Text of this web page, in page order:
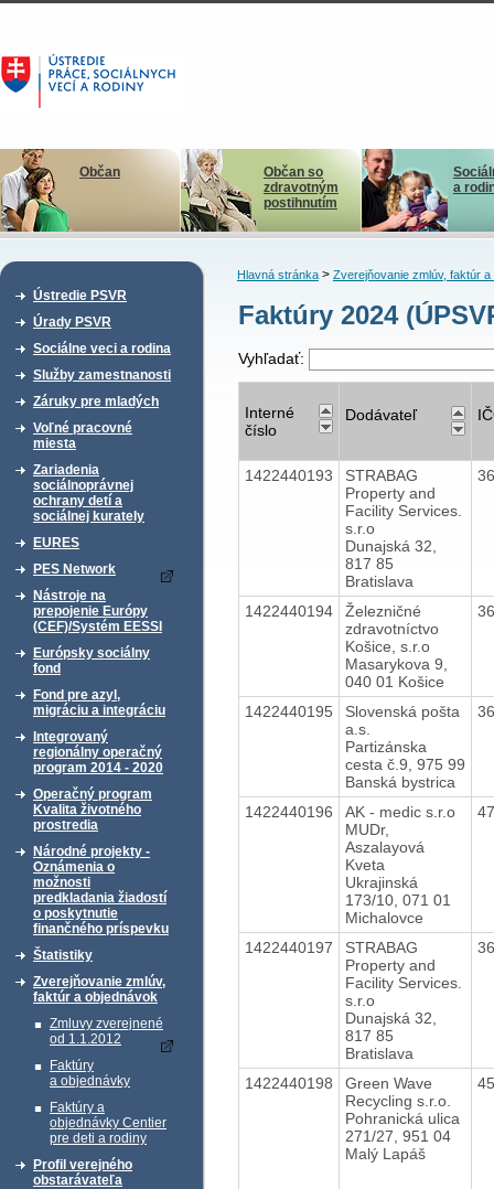
Občan
Občan so
zdravotným
postihnutím
a
Ústredie PSVR
Úrady PSVR
Sociálne veci a rodina
Služby zamestnanosti
Záruky pre mladých
Voľné pracovné
miesta
Zariadenia
sociálnoprávnej
ochrany detí a
sociálnej kurately
EURES
PES Network
Nástroje na
prepojenie Európy
(CEF)/Systém EESSI
Európsky sociálny
fond
Fond pre azyl,
migráciu a integráciu
Integrovaný
regionálny operačný
program 2014 - 2020
Operačný program
Kvalita životného
prostredia
Národné projekty -
Oznámenia o
možnosti
predkladania žiadostí
o poskytnutie
finančného príspevku
Štatistiky
Zverejňovanie zmlúv,
faktúr a objednávok
Zmluvy zverejnené
od 1.1.2012
Faktúry
a objednávky
Faktúry a
objednávky Centier
pre deti a rodiny
Profil verejného
obstarávateľa
Hlavná stránka> Zverejňovanie zmlúv, faktúr a
Faktúry 2024
Vyhľadať:
Interné
číslo
Dodávateľ
1422440193
STRABAG
Property and
Facility Services.
s.r.o
Dunajská 32,
817 85
Bratislava
1422440194
Železničné
zdravotníctvo
Košice, s.r.o
Masarykova 9,
040 01 Košice
1422440195
Slovenská pošta
a.s.
Partizánska
cesta č.9, 975 99
Banská bystrica
1422440196
AK - medic s.r.o
MUDr,
Aszalayová
Kveta
Ukrajinská
173/10, 071 01
Michalovce
1422440197
STRABAG
Property and
Facility Services.
s.r.o
Dunajská 32,
817 85
Bratislava
1422440198
Green Wave
Recycling s.r.o.
Pohranická ulica
271/27, 951 04
Malý Lapáš